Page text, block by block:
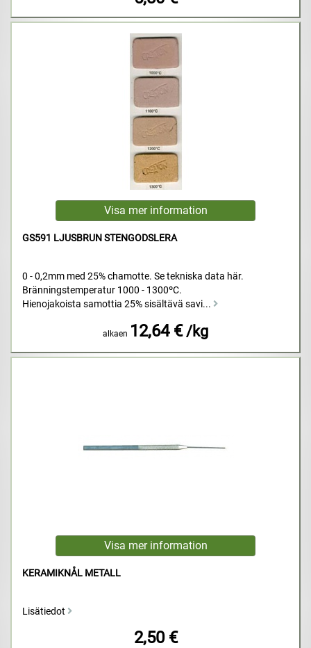
GS591 LJUSBRUN STENGODSLERA
0 - 0,2mm med 25% chamotte. Se tekniska data här.
Bränningstemperatur 1000 - 1300ºC.
Hienojakoista samottia 25% sisältävä savi...
alkaen 12,64 € /kg
KERAMIKNÅL METALL
Lisätiedot
2,50 €